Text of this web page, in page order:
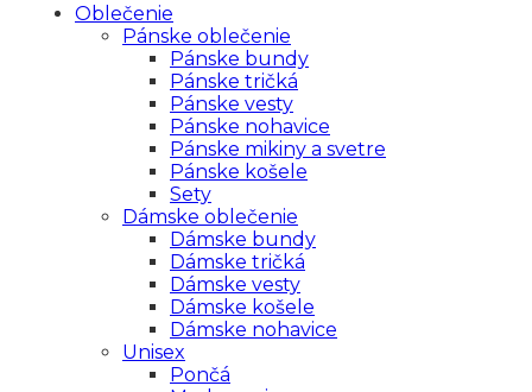
Oblečenie
Pánske oblečenie
Pánske bundy
Pánske tričká
Pánske vesty
Pánske nohavice
Pánske mikiny a svetre
Pánske košele
Sety
Dámske oblečenie
Dámske bundy
Dámske tričká
Dámske vesty
Dámske košele
Dámske nohavice
Unisex
Pončá